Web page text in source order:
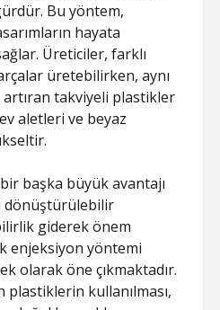
Bu yöntem,
hayata
Üreticiler, farklı
üretebilirken, aynı
artıran takviyeli plastikler
aletleri ve beyaz
başka büyük avantajı
dönüştürülebilir
giderek önem
enjeksiyon yöntemi
olarak öne çıkmaktadır.
kullanılması,